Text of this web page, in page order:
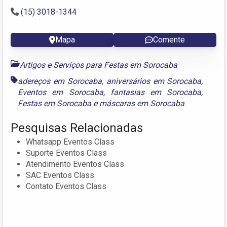
(15) 3018-1344
Mapa Comente
Artigos e Serviços para Festas em Sorocaba
adereços em Sorocaba, aniversários em Sorocaba,
Eventos em Sorocaba, fantasias em Sorocaba,
Festas em Sorocaba emáscaras em Sorocaba
Pesquisas Relacionadas
Whatsapp Eventos Class
Suporte Eventos Class
Atendimento Eventos Class
SAC Eventos Class
Contato Eventos Class